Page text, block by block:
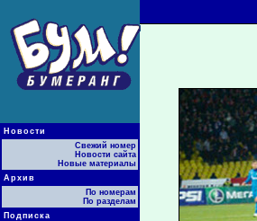
Новости
Свежий номер
Новости сайта
Новые материалы
Архив
По номерам
По разделам
Подписка